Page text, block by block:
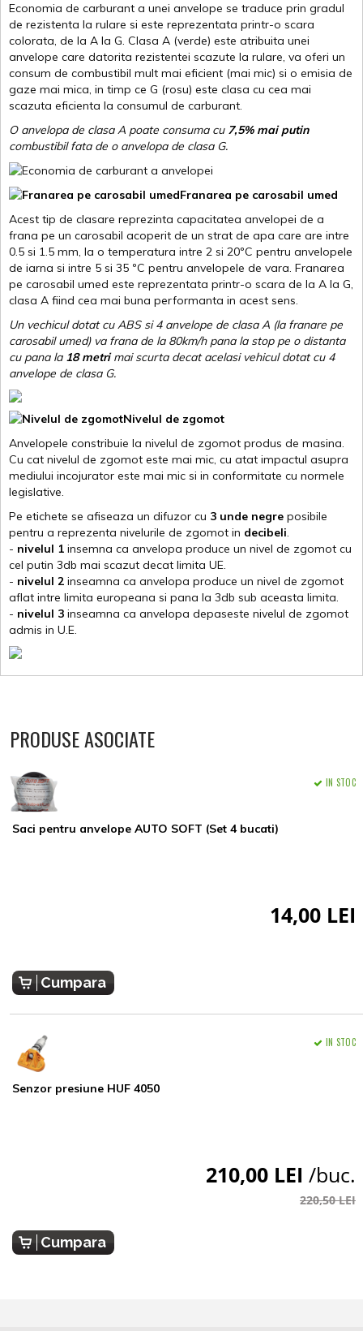
Economia de carburant a unei anvelope se traduce prin gradul
de rezistenta la rulare si este reprezentata printr-o scara
colorata, de la A la G. Clasa A (verde) este atribuita unei
anvelope care datorita rezistentei scazute la rulare, va oferi un
consum de combustibil mult mai eficient (mai mic) si o emisia de
gaze mai mica, in timp ce G (rosu) este clasa cu cea mai
scazuta eficienta la consumul de carburant.
O anvelopa de clasa A poate consuma cu 7,5% mai putin
combustibil fata de o anvelopa de clasa G.
Franarea pe carosabil umed
Acest tip de clasare reprezinta capacitatea anvelopei de a
frana pe un carosabil acoperit de un strat de apa care are intre
0.5 si 1.5 mm, la o temperatura intre 2 si 20ºC pentru anvelopele
de iarna si intre 5 si 35 ºC pentru anvelopele de vara. Franarea
pe carosabil umed este reprezentata printr-o scara de la A la G,
clasa A fiind cea mai buna performanta in acest sens.
Un vechicul dotat cu ABS si 4 anvelope de clasa A (la franare pe
carosabil umed) va frana de la 80km/h pana la stop pe o distanta
cu pana la 18 metrimai scurta decat acelasi vehicul dotat cu 4
anvelope de clasa G.
Nivelul de zgomot
Anvelopele constribuie la nivelul de zgomot produs de masina.
Cu cat nivelul de zgomot este mai mic, cu atat impactul asupra
mediului incojurator este mai mic si in conformitate cu normele
legislative.
Pe etichete se afiseaza un difuzor cu 3 unde negre posibile
pentru a reprezenta nivelurile de zgomot in decibeli.
- nivelul 1 insemna ca anvelopa produce un nivel de zgomot cu
cel putin 3db mai scazut decat limita UE.
- nivelul 2 inseamna ca anvelopa produce un nivel de zgomot
aflat intre limita europeana si pana la 3db sub aceasta limita.
- nivelul 3 inseamna ca anvelopa depaseste nivelul de zgomot
admis in U.E.
PRODUSE ASOCIATE
Saci pentru anvelope AUTO SOFT (Set 4 bucati)
IN STOC
14,00 LEI
Cumpara
Senzor presiune HUF 4050
IN STOC
210,00 LEI /buc.
220,50 LEI
Cumpara